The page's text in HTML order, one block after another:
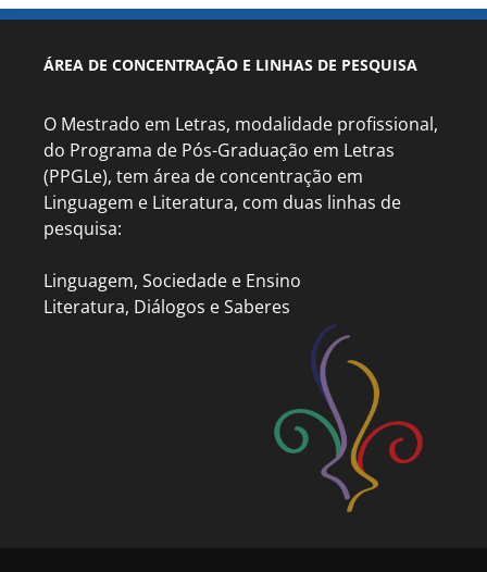
ÁREA DE CONCENTRAÇÃO E LINHAS DE PESQUISA
O Mestrado em Letras, modalidade profissional,
do Programa de Pós-Graduação em Letras
(PPGLe), tem área de concentração em
Linguagem e Literatura, com duas linhas de
pesquisa:
Linguagem, Sociedade e Ensino
Literatura, Diálogos e Saberes